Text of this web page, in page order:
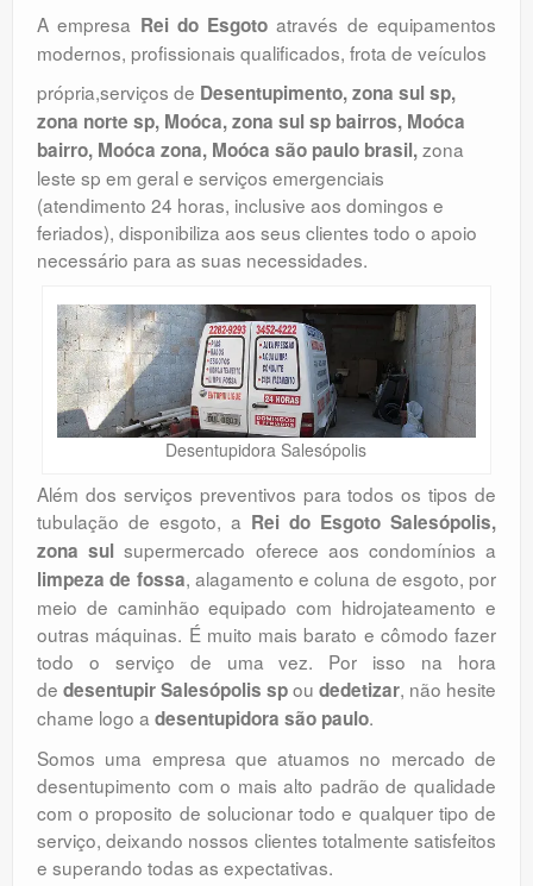
A empresa Rei do Esgoto através de equipamentos
modernos, profissionais qualificados, frota de veículos
própria,serviços de Desentupimento, zona sul sp,
zona norte sp, Moóca, zona sul sp bairros, Moóca
bairro, Moóca zona, Moóca são paulo brasil,zona
leste sp em geral e serviços emergenciais
(atendimento 24 horas, inclusive aos domingos e
feriados), disponibiliza aos seus clientes todo o apoio
necessário para as suas necessidades.
Desentupidora Salesópolis
Além dos serviços preventivos para todos os tipos de
tubulação de esgoto, a Rei do Esgoto Salesópolis,
zona sulsupermercado oferece aos condomínios a
limpeza de fossa, alagamento e coluna de esgoto, por
meio de caminhão equipado com hidrojateamento e
outras máquinas. É muito mais barato e cômodo fazer
todo o serviço de uma vez. Por isso na hora
de desentupir Salesópolis spou dedetizar, não hesite
chame logo a desentupidora são paulo.
Somos uma empresa que atuamos no mercado de
desentupimento com o mais alto padrão de qualidade
com o proposito de solucionar todo e qualquer tipo de
serviço, deixando nossos clientes totalmente satisfeitos
e superando todas as expectativas.